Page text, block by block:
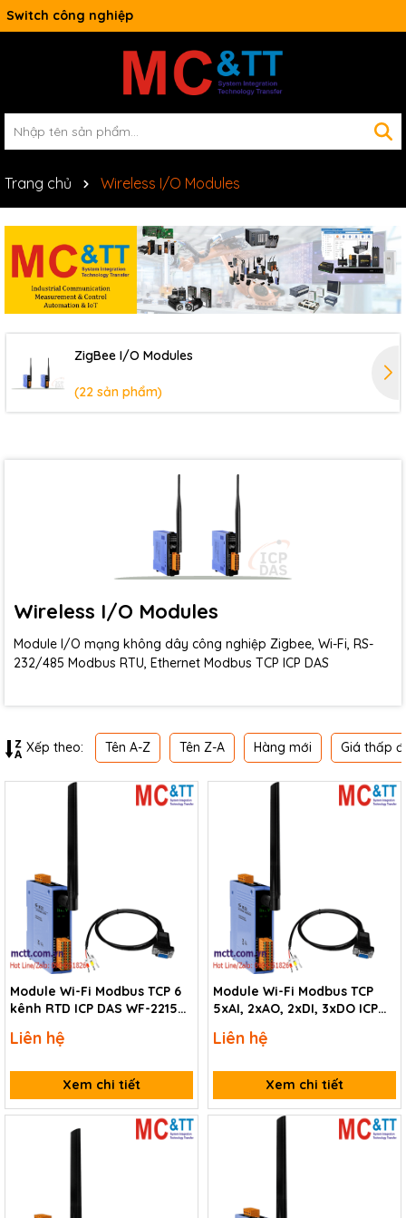
Switch công nghiệp
Trang chủ Wireless I/O Modules
ZigBee I/O Modules
(22 sản phẩm)
Wireless I/O Modules
Module I/O mạng không dây công nghiệp Zigbee, Wi-Fi, RS-
232/485 Modbus RTU, Ethernet Modbus TCP ICP DAS
Xếp theo: Tên A-Z Tên Z-A Hàng mới Giá thấp
Module Wi-Fi Modbus TCP 6
kênh RTD ICP DAS WF-2215
Liên hệ
Xem chi tiết
Module Wi-Fi Modbus TCP
5xAI, 2xAO, 2xDI, 3xDO ICP
Liên hệ
Xem chi tiết